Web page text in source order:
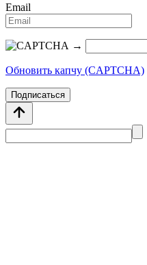
Email
→
Обновить капчу (CAPTCHA)
Подписаться